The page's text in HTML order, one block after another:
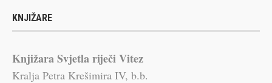
KNJIŽARE
Knjižara Svjetla riječi Vitez
Kralja Petra Krešimira IV, b.b.